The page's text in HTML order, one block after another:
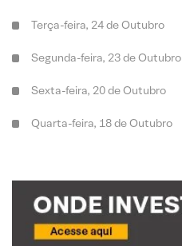
Terça-feira, 24 de Outubro
Segunda-feira, 23 de Outubro
Sexta-feira, 20 de Outubro
Quarta-feira, 18 de Outubro
Terça-feira, 17 de Outubro